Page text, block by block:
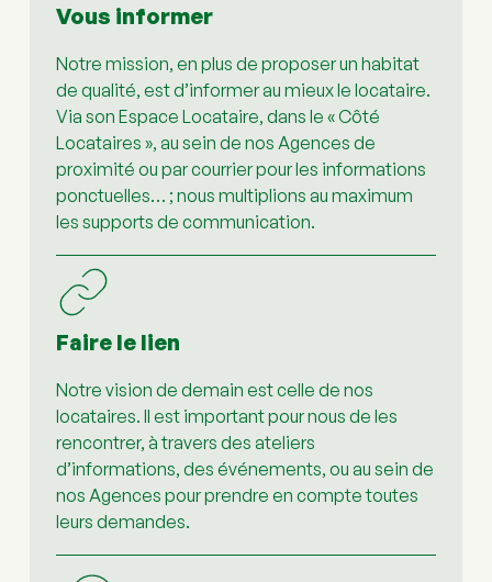
Vous informer
Notre mission, en plus de proposer un habitat
de qualité, est d’informer au mieux le locataire.
Via son Espace Locataire, dans le « Côté
Locataires », au sein de nos Agences de
proximité ou par courrier pour les informations
ponctuelles… ; nous multiplions au maximum
les supports de communication.
Faire le lien
Notre vision de demain est celle de nos
locataires. Il est important pour nous de les
rencontrer, à travers des ateliers
d’informations, des événements, ou au sein de
nos Agences pour prendre en compte toutes
leurs demandes.